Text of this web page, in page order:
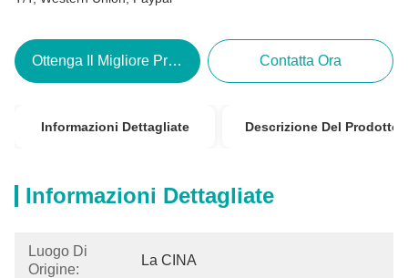
Ottenga Il Migliore Prezzo Contatta Ora
Informazioni Dettagliate Descrizione Del Prodotto
Informazioni Dettagliate
Luogo Di
Origine:
La CINA